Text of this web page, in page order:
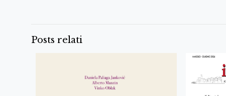
Posts relati